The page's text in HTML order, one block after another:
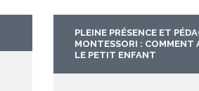
PLEINE PRÉSENCE ET
MONTESSORI : COMMENT
LE PETIT ENFANT